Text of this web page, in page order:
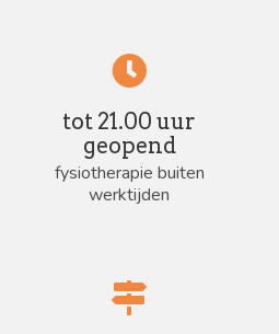
tot 21.00 uur
geopend
fysiotherapie buiten
werktijden